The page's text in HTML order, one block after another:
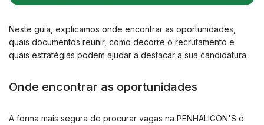
Neste guia, explicamos onde encontrar as oportunidades,
quais documentos reunir, como decorre o recrutamento e
quais estratégias podem ajudar a destacar a sua candidatura.
Onde encontrar as oportunidades
A forma mais segura de procurar vagas na PENHALIGON'S é